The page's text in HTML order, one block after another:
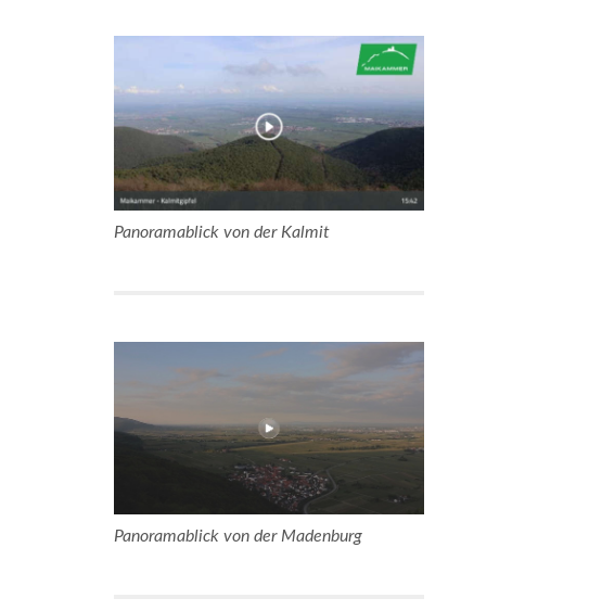
Panoramablick von der Kalmit
Panoramablick von der Madenburg